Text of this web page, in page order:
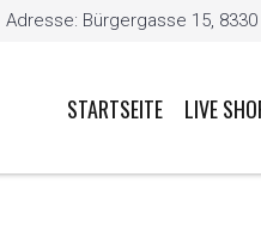
Adresse: Bürgergasse 15,
STARTSEITE LIVE